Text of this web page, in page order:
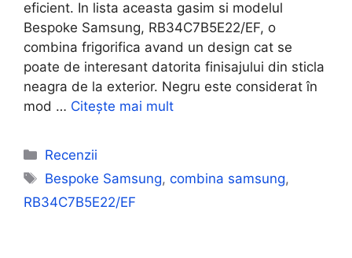
eficient. In lista aceasta gasim si modelul
Bespoke Samsung, RB34C7B5E22/EF, o
combina frigorifica avand un design cat se
poate de interesant datorita finisajului din sticla
neagra de la exterior. Negru este considerat în
mod … Citește mai mult
Categorii
Recenzii
Etichete
Bespoke Samsung,combina samsung,
RB34C7B5E22/EF